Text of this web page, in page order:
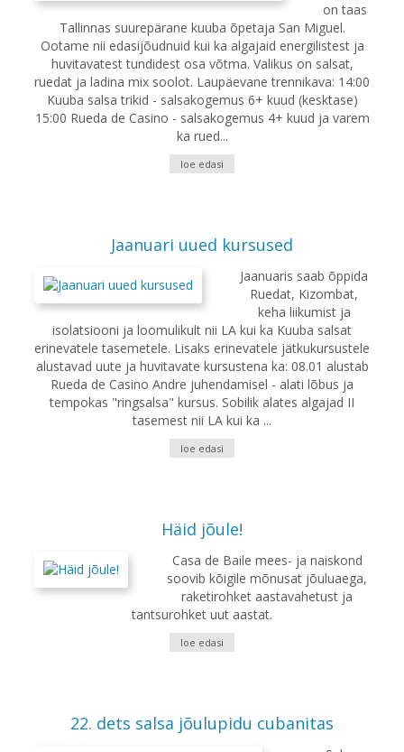
on taas
Tallinnas suurepärane kuuba õpetaja San Miguel.
Ootame nii edasijõudnuid kui ka algajaid energilistest ja
huvitavatest tundidest osa võtma. Valikus on salsat,
ruedat ja ladina mix soolot. Laupäevane trennikava: 14:00
Kuuba salsa trikid - salsakogemus 6+ kuud (kesktase)
15:00 Rueda de Casino - salsakogemus 4+ kuud ja varem
ka rued...
loe edasi
Jaanuari uued kursused
Jaanuaris saab õppida
Ruedat, Kizombat,
keha liikumist ja
isolatsiooni ja loomulikult nii LA kui ka Kuuba salsat
erinevatele tasemetele. Lisaks erinevatele jätkukursustele
alustavad uute ja huvitavate kursustena ka: 08.01 alustab
Rueda de Casino Andre juhendamisel - alati lõbus ja
tempokas "ringsalsa" kursus. Sobilik alates algajad II
tasemest nii LA kui ka ...
loe edasi
Häid jõule!
Casa de Baile mees- ja naiskond
soovib kõigile mõnusat jõuluaega,
raketirohket aastavahetust ja
tantsurohket uut aastat.
loe edasi
22. dets salsa jõulupidu cubanitas